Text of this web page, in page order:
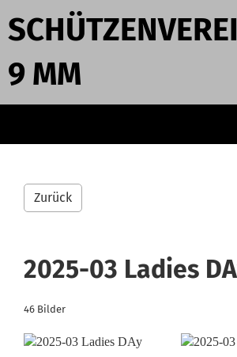
9 MM
Zurück
2025-03 Ladies
46 Bilder